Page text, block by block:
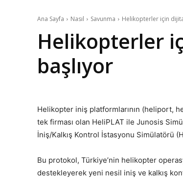
Ana Sayfa Nasıl Savunma Helikopterler için
Helikopterler
başlıyor
Helikopter iniş platformlarının (heliport,
tek firması olan HeliPLAT ile Junosis
İniş/Kalkış Kontrol İstasyonu Simülatörü
Bu protokol, Türkiye’nin helikopter
destekleyerek yeni nesil iniş ve kalkış